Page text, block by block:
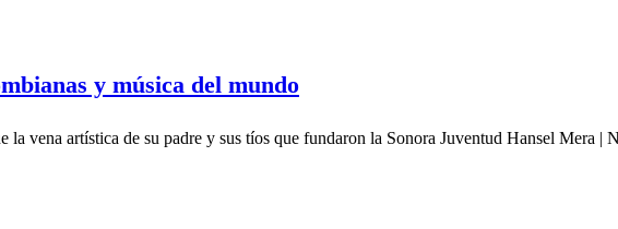
y música del mundo
la vena artística de su padre y sus tíos que fundaron la Sonora Juventud Hansel Mera |